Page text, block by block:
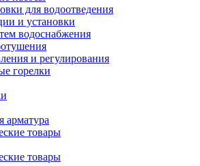
для водоотведения
и установки
водоснабжения
и регулирования
горелки
арматура
товары
товары